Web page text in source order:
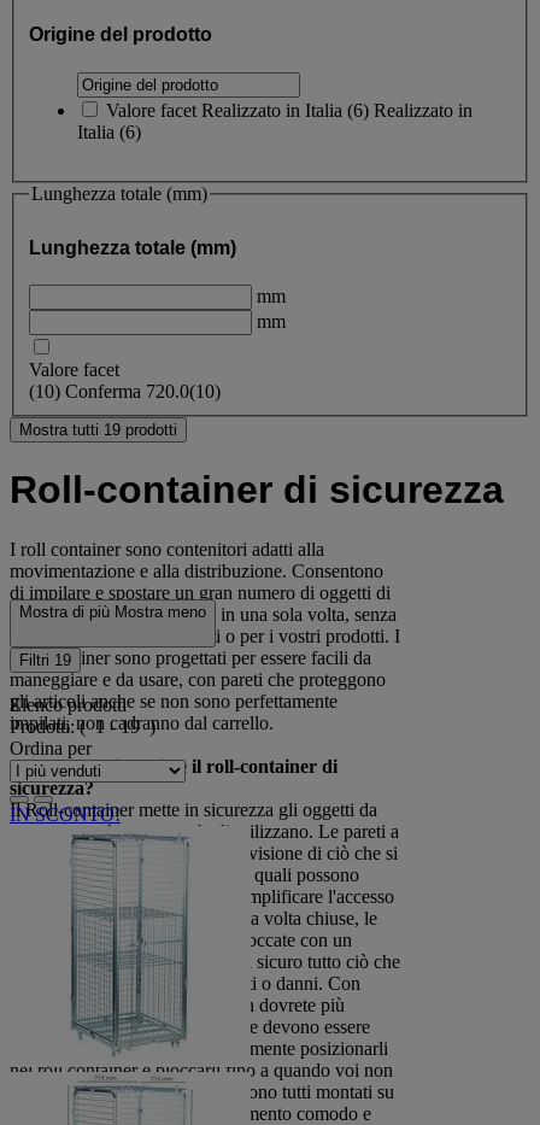
Origine del prodotto
Valore facet Realizzato in Italia (6) Realizzato in
Italia (6)
Lunghezza totale (mm)
Lunghezza totale (mm)
mm
mm
Valore facet
(10) Conferma 720.0(10)
Mostra tutti 19 prodotti
Roll-container di sicurezza
I roll container sono contenitori adatti alla
movimentazione e alla distribuzione. Consentono
di impilare e spostare un gran numero di oggetti di
piccole e medie dimensioni in una sola volta, senza
rischi per i vostri dipendenti o per i vostri prodotti. I
roll container sono progettati per essere facili da
maneggiare e da usare, con pareti che proteggono
gli articoli anche se non sono perfettamente
impilati, non cadranno dal carrello.
Che cos'ha di speciale il roll-container di
sicurezza?
Il Roll-container mette in sicurezza gli oggetti da
trasportare e le persone che li utilizzano. Le pareti a
griglia consentono una perfetta visione di ciò che si
trova all'interno, una o più delle quali possono
essere aperte da una anta per semplificare l'accesso
a ciò che si trova all'interno. Una volta chiuse, le
quattro pareti possono essere bloccate con un
lucchetto, in modo da mettere al sicuro tutto ciò che
si trova nel roll container da furti o danni. Con
questo tipo di roll container, non dovrete più
caricare e scaricare i prodotti che devono essere
messi in sicurezza, ma semplicemente posizionarli
nel roll container e bloccarli fino a quando voi non
li dovrete utilizzare o spedire. Sono tutti montati su
ruote per consentire uno spostamento comodo e
Mostra di più Mostra meno
Filtri 19
Elenco prodotti
Prodotti:( 1 - 19 )
Ordina per
IN SCONTO!